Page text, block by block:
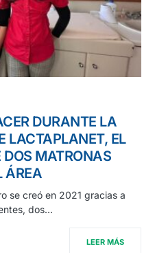
DURANTE LA
LACTAPLANET, EL
DOS MATRONAS
ÁREA
se creó en 2021 gracias a
dos…
LEER MÁS